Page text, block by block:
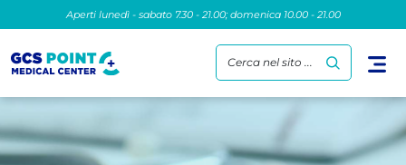
Aperti lunedì - sabato 7.30 - 21.00; domenica 10.00 - 21.00
Cerca nel sito ...